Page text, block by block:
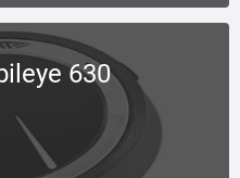
630